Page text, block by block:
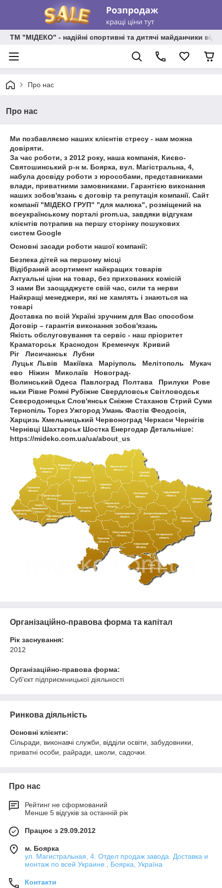
ТМ "МІДЕКО" - надійні спортивні та дитячі майданчики від
Про нас
Про нас
Ми позбавляємо наших клієнтів стресу - нам можна
довіряти.
За час роботи, з 2012 року, наша компанія, Києво-
Святошинський р-н м. Боярка, вул. Магістральна, 4,
набула досвіду роботи з юрособами, представниками
влади, приватними замовниками. Гарантією виконання
наших зобов'язань є договір та репутація компанії. Сайт
компанії "МІДЕКО ГРУП" "для малюка", розміщений на
всеукраїнському порталі prom.ua, завдяки відгукам
клієнтів потрапив на першу сторінку пошукових
систем Google
Основні засади роботи нашої компанії:
Безпека дітей на першому місці
Відібраний асортимент найкращих товарів
Актуальні ціни на товар, без прихованих комісій
З нами Ви заощаджуєте свій час, сили та нерви
Найкращі менеджери, які не хамлять і знаються на
товарі
Доставка по всій Україні зручним для Вас способом
Договір – гарантія виконання зобов'язань
Якість обслуговування та сервіс - наш пріоритет
Краматорськ Краснодон Кременчук Кривий
Ріг Лисичанськ Лубни
Луцьк Львів Макіївка Маріуполь Мелітополь Мукач
ево Ніжин Миколаїв Новоград-
Волинський Одеса Павлоград Полтава Прилуки Рове
ньки Рівне Ромні Рубіжне Свердловськ Світловодськ
Сєвєродонецьк Слов'янськ Сніжне Стаханов Стрий Суми
Тернопіль Торез Ужгород Умань Фастів Феодосія,
Харцизь Хмельницький Червоноград Черкаси Чернігів
Чернівці Шахтарськ Шостка Енергодар Детальніше:
https://mideko.com.ua/ua/about_us
Організаційно-правова форма та капітал
Рік заснування:
2012
Організаційно-правова форма:
Суб'єкт підприємницької діяльності
Ринкова діяльність
Основні клієнти:
Сільради, виконавчі служби, відділи освіти, забудовники,
приватні особи, райради, школи, садочки.
Про нас
Рейтинг не сформований
Менше 5 відгуків за останній рік
Працює з 29.09.2012
м. Боярка
ул. Магистральная, 4. Отдел продаж завода. Доставка и
монтаж по всей Украине., Боярка, Україна
Контакти